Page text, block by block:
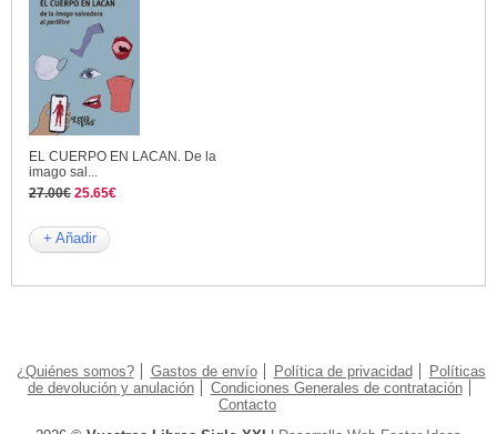
EL CUERPO EN LACAN. De la
imago sal...
27.00€ 25.65€
+ Añadir
¿Quiénes somos? Gastos de envío Política de privacidad
Políticas
de devolución y anulación
Condiciones Generales de contratación
Contacto